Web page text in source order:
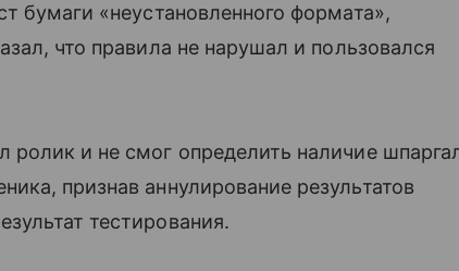
бумаги «неустановленного формата»,
что правила не нарушал и пользовался
ролик и не смог определить наличие
признав аннулирование результатов
тестирования.